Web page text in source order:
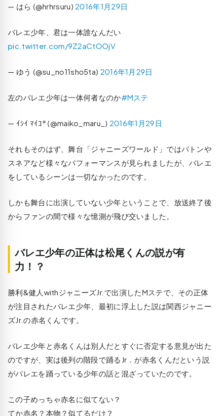
— はら (@hrhrsuru) 2016年1月29日
バレエ少年、君は一体誰なんだい
pic.twitter.com/9Z2aCtOOjV
— ゆう (@su_no11sho5ta) 2016年1月29日
左のバレエ少年は一体何者なのか#Mステ
— ｲｼｲ ﾏｲｺ° (@maiko_maru_) 2016年1月29日
それもそのはず、舞台「ジャニーズワールド」ではバトンや
スネアなど様々なパフォーマンスが見られましたが、バレエ
をしているシーンは一切なかったのです。
しかも舞台に出演していない少年ということで、放送終了後
からファンの間で様々な憶測が飛び交いました。
バレエ少年の正体は松尾くんの説が有
力！？
勝利&健人withジャニーズJr.で出演したMステで、その正体
が注目されたバレエ少年、最初に浮上した説は関西ジャニー
ズJr.の赤名くんです。
バレエ少年と赤名くんは別人だとすぐに否定する意見が出た
のですが、実は後列の階段で踊るJr．が赤名くんだという説
がバレエを踊っている少年の話と混ざっていたのです。
この子めっちゃ赤名に似てない？
てか赤名？本物？似てるだけ？